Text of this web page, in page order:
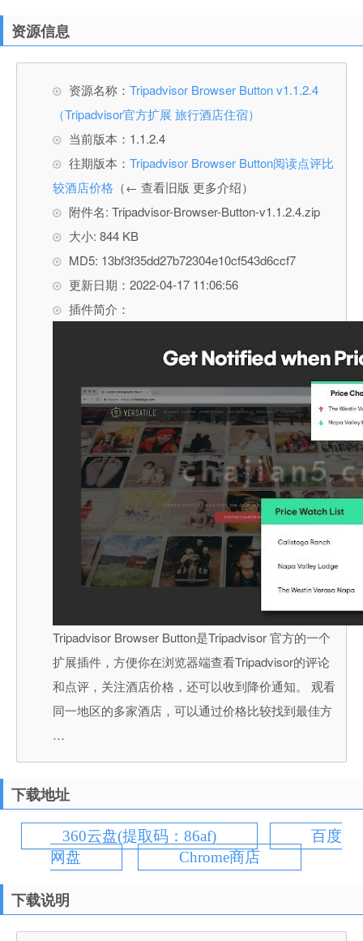
资源信息
资源名称： Tripadvisor Browser Button v1.1.2.4
（Tripadvisor官方扩展 旅行酒店住宿）
当前版本：1.1.2.4
往期版本： Tripadvisor Browser Button阅读点评比
较酒店价格 （← 查看旧版 更多介绍）
附件名: Tripadvisor-Browser-Button-v1.1.2.4.zip
大小: 844 KB
MD5: 13bf3f35dd27b72304e10cf543d6ccf7
更新日期：2022-04-17 11:06:56
插件简介：
Tripadvisor Browser Button是Tripadvisor 官方的一个
扩展插件，方便你在浏览器端查看Tripadvisor的评论
和点评，关注酒店价格，还可以收到降价通知。 观看
同一地区的多家酒店，可以通过价格比较找到最佳方
…
下载地址
360云盘(提取码：86af)
百度
网盘
Chrome商店
下载说明